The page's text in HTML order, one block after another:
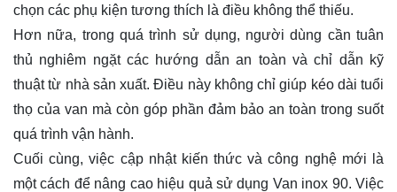
chọn các phụ kiện tương thích là điều không thể thiếu.
Hơn nữa, trong quá trình sử dụng, người dùng cần tuân
thủ nghiêm ngặt các hướng dẫn an toàn và chỉ dẫn kỹ
thuật từ nhà sản xuất. Điều này không chỉ giúp kéo dài tuổi
thọ của van mà còn góp phần đảm bảo an toàn trong suốt
quá trình vận hành.
Cuối cùng, việc cập nhật kiến thức và công nghệ mới là
một cách để nâng cao hiệu quả sử dụng Van inox 90. Việc